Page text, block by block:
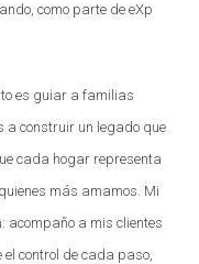
como parte de eXp
es guiar a familias
a construir un legado que
cada hogar representa
más amamos. Mi
acompaño a mis clientes
el control de cada paso,